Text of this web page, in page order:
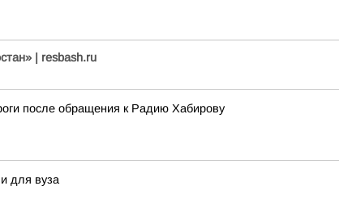
| resbash.ru
после обращения к Радию Хабирову
для вуза